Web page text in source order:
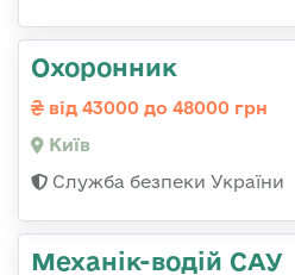
Охоронник
від 43000 до 48000 грн
Київ
Служба безпеки України
Механік-водій САУ